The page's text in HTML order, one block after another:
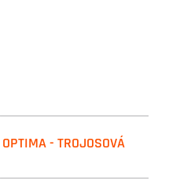
1
- TROJOSOVÁ